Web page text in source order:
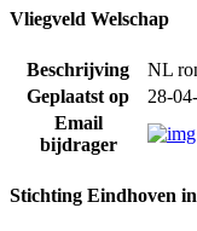
Vliegveld Welschap
Beschrijving
NL
Geplaatst op
28-
Email
bijdrager
Stichting Eindhoven